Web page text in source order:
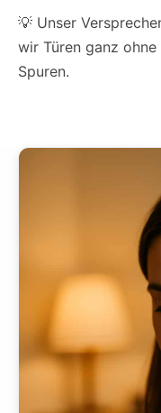
💡 Unser
wir Türen ganz
Spuren.